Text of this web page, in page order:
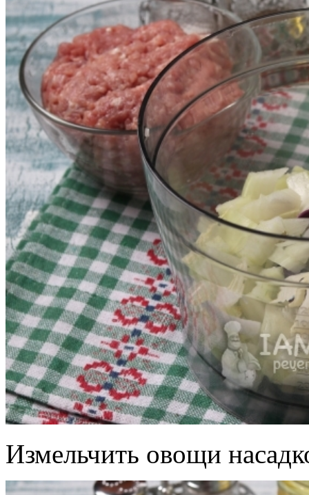
Измельчить овощи